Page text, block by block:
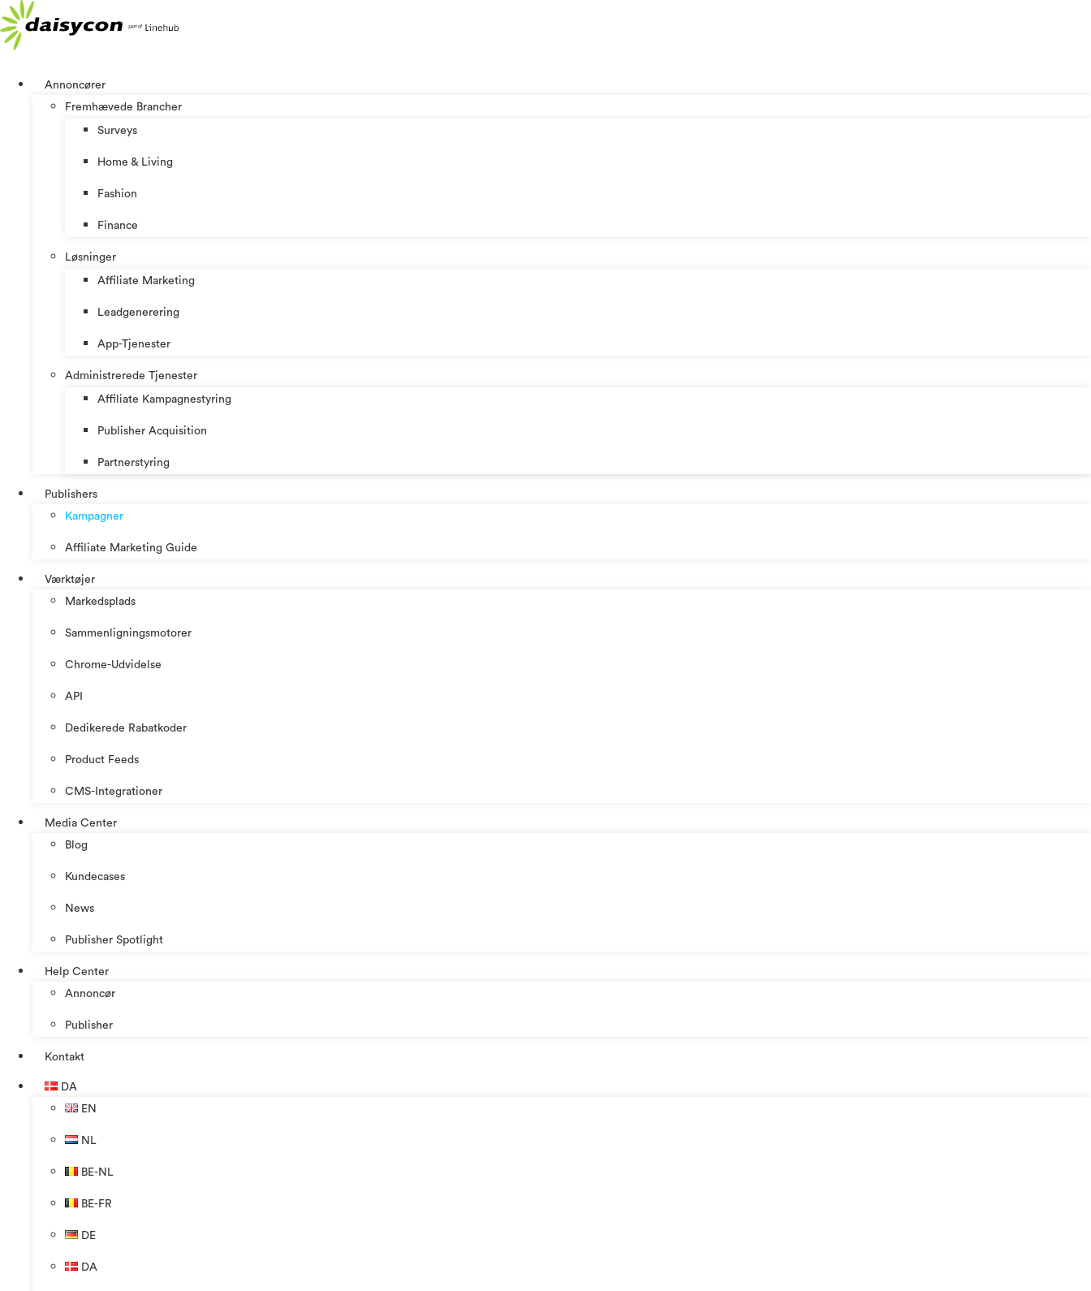
Videre
til
indhold
Annoncører
Fremhævede Brancher
Surveys
Home & Living
Fashion
Finance
Løsninger
Affiliate Marketing
Leadgenerering
App-Tjenester
Administrerede Tjenester
Affiliate Kampagnestyring
Publisher Acquisition
Partnerstyring
Publishers
Kampagner
Affiliate Marketing Guide
Værktøjer
Markedsplads
Sammenligningsmotorer
Chrome-Udvidelse
API
Dedikerede Rabatkoder
Product Feeds
CMS-Integrationer
Media Center
Blog
Kundecases
News
Publisher Spotlight
Help Center
Annoncør
Publisher
Kontakt
DA
EN
NL
BE-NL
BE-FR
DE
DA